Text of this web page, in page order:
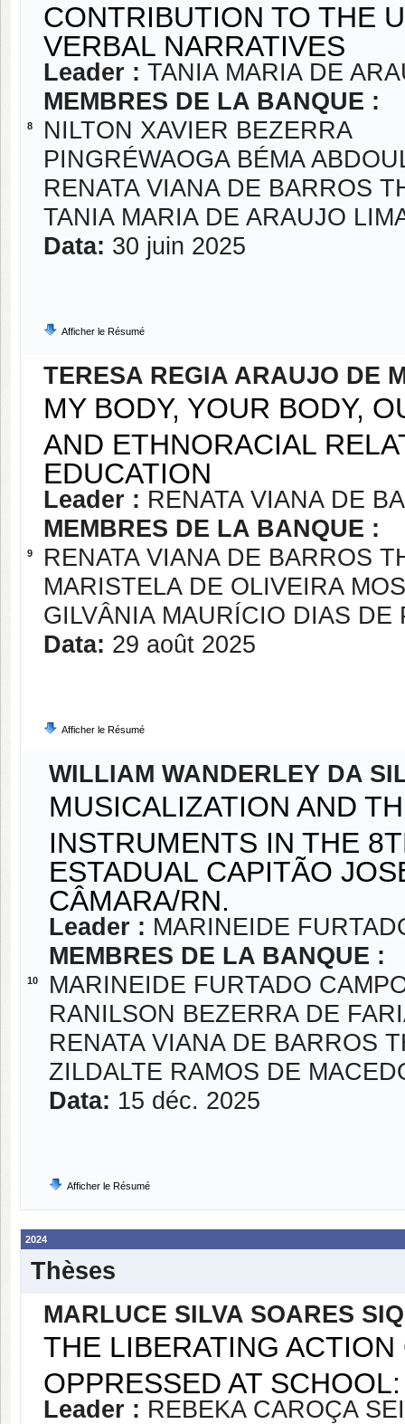
8
CONTRIBUTION TO THE
VERBAL NARRATIVES
Leader : TANIA MARIA DE
MEMBRES DE LA BANQUE :
NILTON XAVIER BEZERRA
PINGRÉWAOGA BÉMA
RENATA VIANA DE BARROS
TANIA MARIA DE ARAUJO
Data: 30 juin 2025
Afficher le Résumé
9
TERESA REGIA ARAUJO DE
MY BODY, YOUR BODY,
AND ETHNORACIAL
EDUCATION
Leader : RENATA VIANA DE
MEMBRES DE LA BANQUE :
RENATA VIANA DE BARROS
MARISTELA DE OLIVEIRA
GILVÂNIA MAURÍCIO DIAS DE
Data: 29 août 2025
Afficher le Résumé
10
WILLIAM WANDERLEY DA
MUSICALIZATION AND
INSTRUMENTS IN THE
ESTADUAL CAPITÃO
CÂMARA/RN.
Leader : MARINEIDE
MEMBRES DE LA BANQUE :
MARINEIDE FURTADO
RANILSON BEZERRA DE
RENATA VIANA DE BARROS
ZILDALTE RAMOS DE
Data: 15 déc. 2025
Afficher le Résumé
2024
Thèses
MARLUCE SILVA SOARES
THE LIBERATING
OPPRESSED AT
Leader : REBEKA CAROÇA